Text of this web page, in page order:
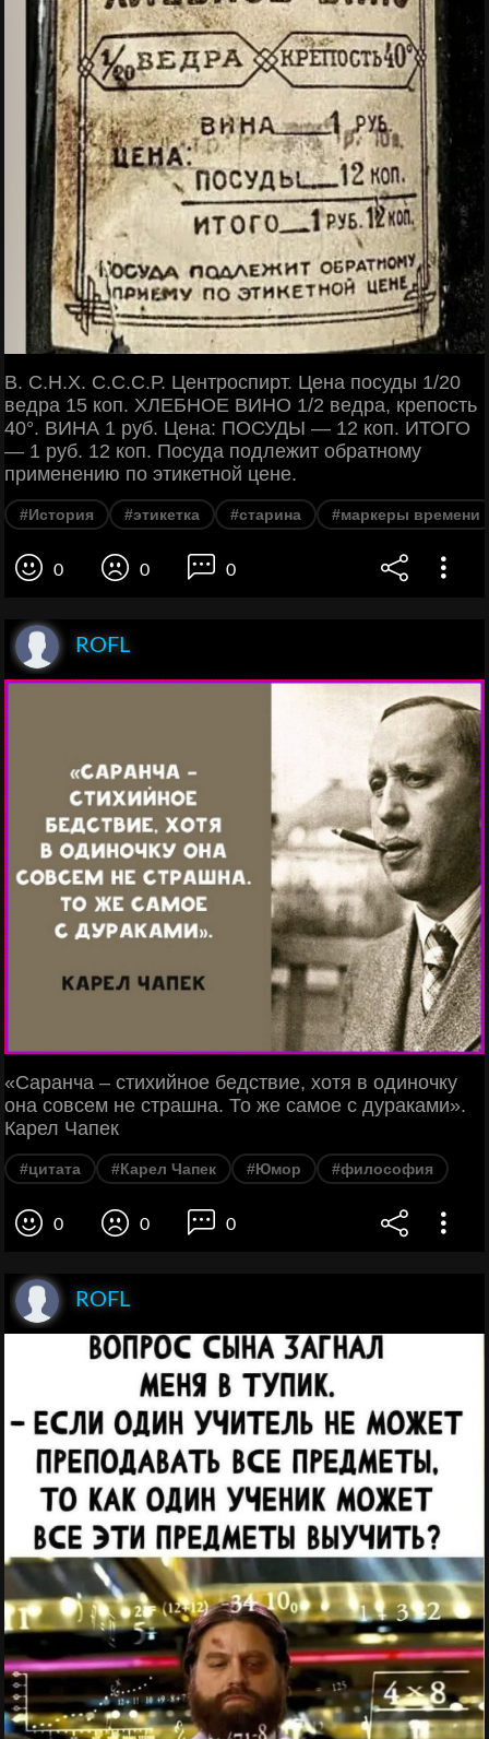
В. С.Н.Х. C.C.С.Р. Центроспирт. Цена посуды 1/20
ведра 15 коп. ХЛЕБНОЕ ВИНО 1/2 ведра, крепость
40°. ВИНА 1 руб. Цена: ПОСУДЫ — 12 коп. ИТОГО
— 1 руб. 12 коп. Посуда подлежит обратному
применению по этикетной цене.
#История #этикетка #старина #маркеры времени
0 0 0
ROFL
«Саранча – стихийное бедствие, хотя в одиночку
она совсем не страшна. То же самое с дураками».
Карел Чапек
#цитата #Карел Чапек #Юмор #философия
0 0 0
ROFL